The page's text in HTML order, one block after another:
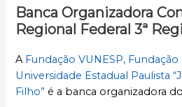
Banca Organizadora
Regional Federal 3ª
A Fundação VUNESP,
Universidade Estadual Paulista
Filho” é a banca organizadora